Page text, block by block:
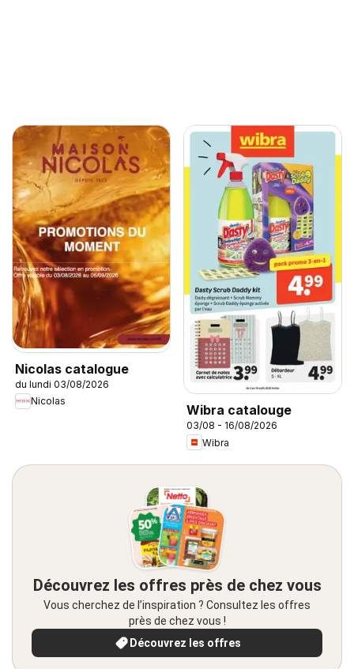
Nicolas catalogue
du lundi 03/08/2026
Nicolas
Wibra catalouge
03/08 - 16/08/2026
Wibra
Découvrez les offres près de chez vous
Vous cherchez de l’inspiration ? Consultez les offres
près de chez vous !
Découvrez les offres